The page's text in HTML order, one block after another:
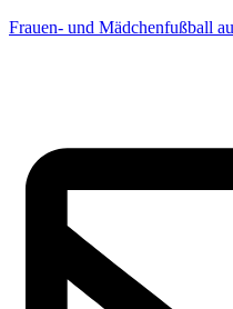
Frauen- und Mädchenfußball